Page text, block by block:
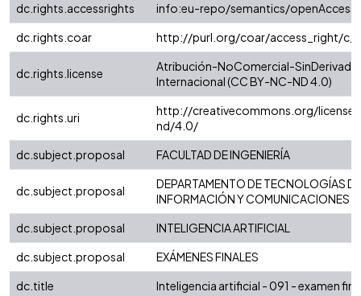
dc.rights.accessrights
info:eu-repo/semantics/openAccess
dc.rights.coar
http://purl.org/coar/access_right/
dc.rights.license
Atribución-NoComercial-
Internacional (CC BY-NC-ND 4.0)
dc.rights.uri
http://creativecommons.org/
nd/4.0/
dc.subject.proposal
FACULTAD DE INGENIERÍA
dc.subject.proposal
DEPARTAMENTO DE TECNOLOGÍAS DE
INFORMACIÓN Y COMUNICACIONES
dc.subject.proposal
INTELIGENCIA ARTIFICIAL
dc.subject.proposal
EXÁMENES FINALES
dc.title
Inteligencia artificial - 091 - examen